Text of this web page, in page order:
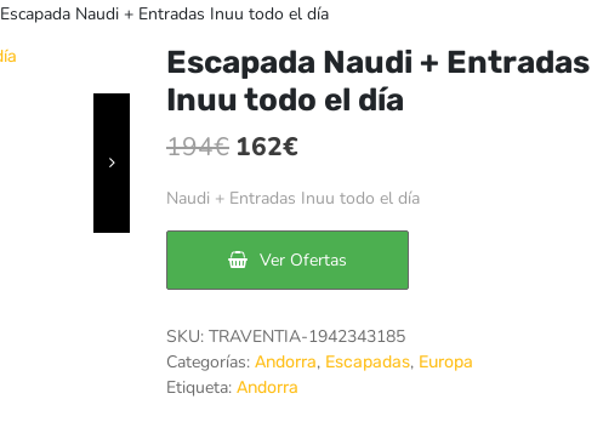
Escapada Naudi + Entradas Inuu todo el día
Escapada Naudi + Entradas
Inuu todo el día
194€ El
precio
era:
194€.
162€El
precio
es:
162€.
Naudi + Entradas Inuu todo el día
Ver Ofertas
SKU: TRAVENTIA-1942343185
Categorías: Andorra, Escapadas, Europa
Etiqueta: Andorra